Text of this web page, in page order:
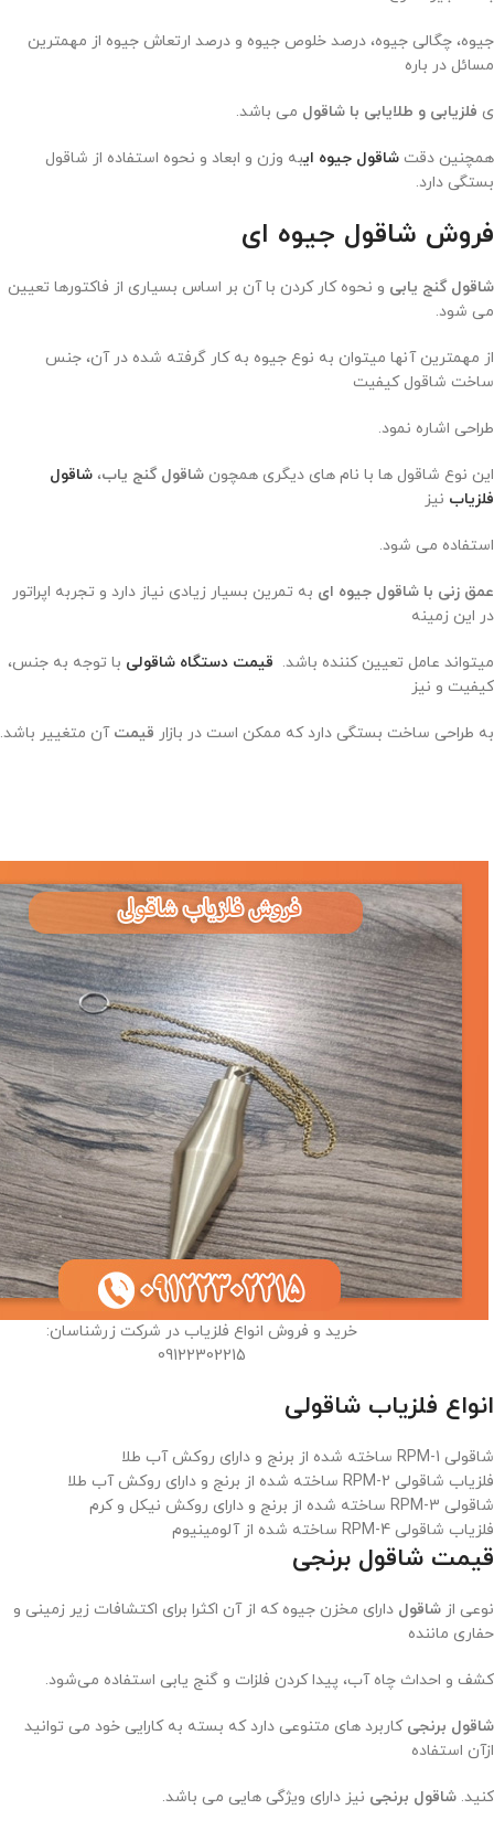
جیوه، چگالی جیوه، درصد خلوص جیوه و درصد ارتعاش جیوه از مهمترین
مسائل در باره
ی فلزیابی و طلایابی با شاقول می باشد.
همچنین دقت شاقول جیوه ایبه وزن و ابعاد و نحوه استفاده از شاقول
بستگی دارد.
فروش شاقول جیوه ای
شاقول گنج یابی و نحوه کار کردن با آن بر اساس بسیاری از فاکتورها تعیین
می شود.
از مهمترین آنها میتوان به نوع جیوه به کار گرفته شده در آن، جنس
ساخت شاقول کیفیت
طراحی اشاره نمود.
این نوع شاقول ها با نام های دیگری همچون شاقول گنج یاب، شاقول
فلزیاب نیز
استفاده می شود.
عمق زنی با شاقول جیوه ای به تمرین بسیار زیادی نیاز دارد و تجربه اپراتور
در این زمینه
میتواند عامل تعیین کننده باشد. قیمت دستگاه شاقولی با توجه به جنس،
کیفیت و نیز
به طراحی ساخت بستگی دارد که ممکن است در بازار قیمت آن متغییر باشد.
خرید و فروش انواع فلزیاب در شرکت زرشناسان:
09122302215
انواع فلزیاب شاقولی
شاقولی RPM-1 ساخته شده از برنج و دارای روکش آب طلا
فلزیاب شاقولی RPM-2 ساخته شده از برنج و دارای روکش آب طلا
شاقولی RPM-3 ساخته شده از برنج و دارای روکش نیکل و کرم
فلزیاب شاقولی RPM-4 ساخته شده از آلومینیوم
قیمت شاقول برنجی
نوعی از شاقول دارای مخزن جیوه که از آن اکثرا برای اکتشافات زیر زمینی و
حفاری ماننده
کشف و احداث چاه آب، پیدا کردن فلزات و گنج یابی استفاده می‌شود.
شاقول برنجی کاربرد های متنوعی دارد که بسته به کارایی خود می توانید
ازآن استفاده
کنید. شاقول برنجی نیز دارای ویژگی هایی می باشد.